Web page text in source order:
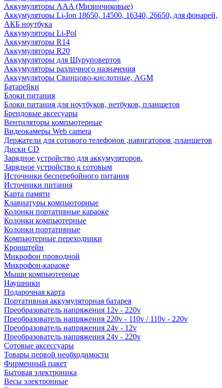
Аккумуляторы AAA (Мизинчиковые)
Аккумуляторы Li-Ion 18650, 14500, 16340, 26650, для фонарей,
АКБ ноутбука
Аккумуляторы Li-Pol
Аккумуляторы R14
Аккумуляторы R20
Аккумуляторы для Шуруповертов
Аккумуляторы различного назначения
Аккумуляторы Свинцово-кислотные, AGM
Батарейки
Блоки питания
Блоки питания для ноутбуков, нетбуков, планшетов
Брендовые аксесуары
Вентиляторы компьютерные
Видеокамеры Web camera
Держатели для сотового телефонов ,навигаторов ,планшетов
Диски CD
Зарядное устройство для аккумуляторов.
Зарядное устройство к сотовым
Источники бесперебойного питания
Источники питания
Карта памяти
Клавиатуры компьюторные
Колонки портативные караоке
Колонки компьютерные
Колонки портативные
Компьютерные переходники
Кронштейн
Микрофон проводной
Микрофон-караоке
Мыши компьютерные
Наушники
Подарочная карта
Портативная аккумуляторная батарея
Преобразователь напряжения 12v - 220v
Преобразователь напряжения 220v - 110v / 110v - 220v
Преобразователь напряжения 24v - 12v
Преобразователь напряжения 24v - 220v
Сотовые аксессуары
Товары первой необходимости
Фирменный пакет
Бытовая электроника
Весы электронные